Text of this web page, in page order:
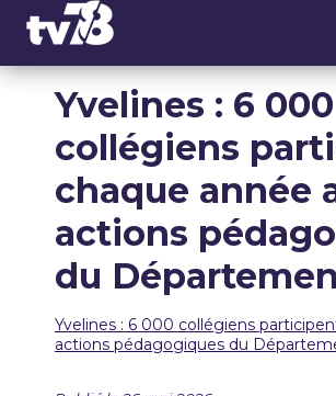
Yvelines : 6 000
collégiens
chaque année
actions
du
Yvelines : 6 000 collégiens
actions pédagogiques du
Panneau de gestion des cookies